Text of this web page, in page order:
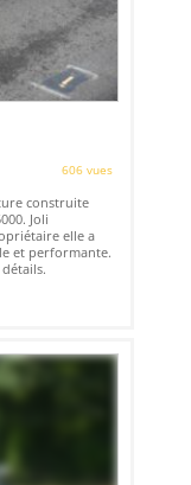
606 vues
construite
Joli
elle a
et performante.